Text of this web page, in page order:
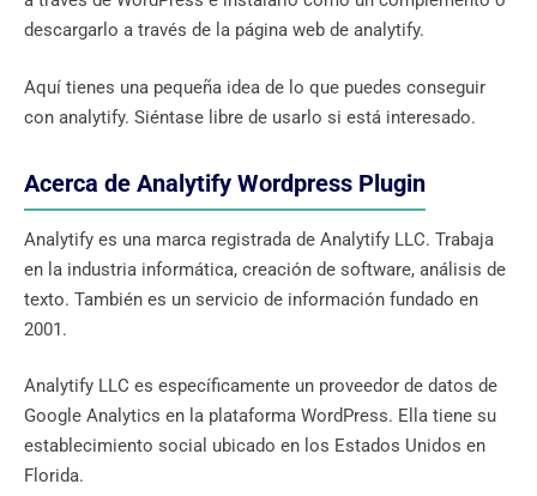
descargarlo a través de la página web de analytify.
Aquí tienes una pequeña idea de lo que puedes conseguir
con analytify. Siéntase libre de usarlo si está interesado.
Acerca de Analytify Wordpress Plugin
Analytify es una marca registrada de Analytify LLC. Trabaja
en la industria informática, creación de software, análisis de
texto. También es un servicio de información fundado en
2001.
Analytify LLC es específicamente un proveedor de datos de
Google Analytics en la plataforma WordPress. Ella tiene su
establecimiento social ubicado en los Estados Unidos en
Florida.